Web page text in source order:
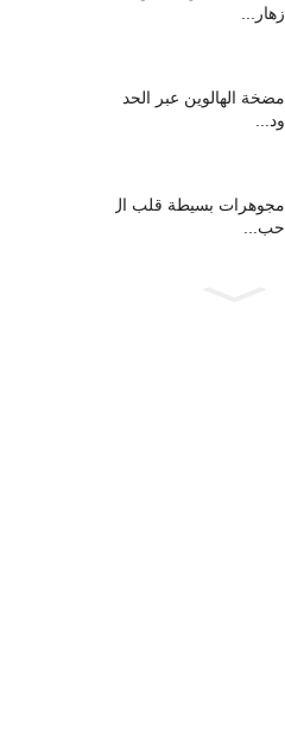
زهار...
مضخة الهالوين عبر الحد
ود...
مجوهرات بسيطة قلب ال
حب...